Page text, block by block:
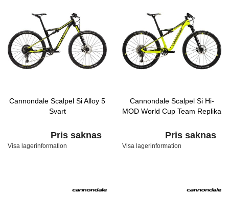
Cannondale Scalpel Si Alloy 5
Svart
Pris saknas
Visa lagerinformation
Cannondale Scalpel Si Hi-
MOD World Cup Team Replika
Pris saknas
Visa lagerinformation